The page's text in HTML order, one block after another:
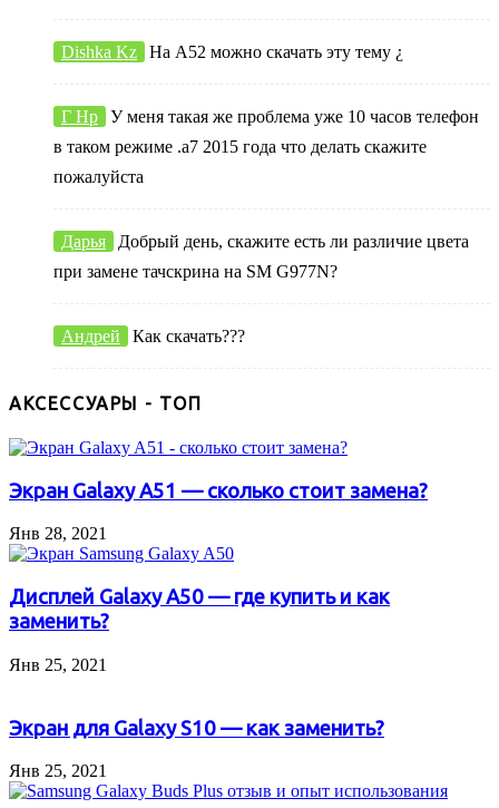
Dishka Kz На А52 можно скачать эту тему ¿
Г Нр
У меня такая же проблема уже 10 часов телефон
в таком режиме .а7 2015 года что делать скажите
пожалуйста
Дарья
Добрый день, скажите есть ли различие цвета
при замене тачскрина на SM G977N?
Андрей Как скачать???
АКСЕССУАРЫ - ТОП
Экран Galaxy A51 — сколько стоит замена?
Янв 28, 2021
Дисплей Galaxy A50 — где купить и как
заменить?
Янв 25, 2021
Экран для Galaxy S10 — как заменить?
Янв 25, 2021